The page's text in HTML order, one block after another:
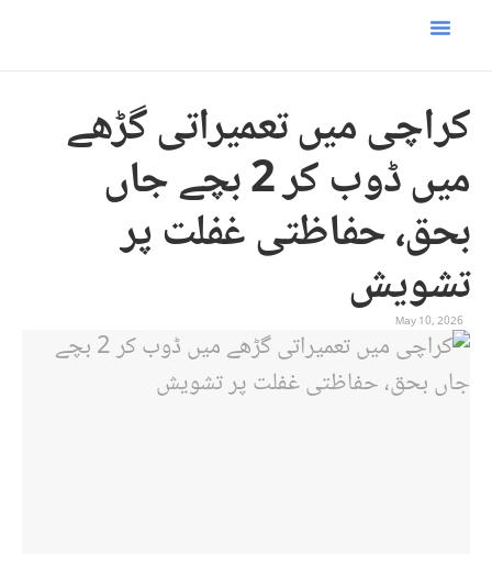
کراچی میں تعمیراتی گڑھے
میں ڈوب کر 2 بچے جاں
بحق، حفاظتی غفلت پر
تشویش
May 10, 2026